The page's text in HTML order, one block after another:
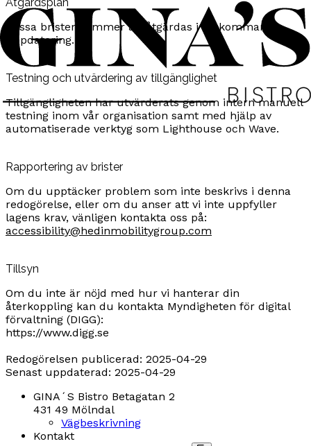
Dessa brister kommer att åtgärdas i en kommande
uppdatering.
Testning och utvärdering av tillgänglighet
Tillgängligheten har utvärderats genom intern manuell
testning inom vår organisation samt med hjälp av
automatiserade verktyg som Lighthouse och Wave.
Rapportering av brister
Om du upptäcker problem som inte beskrivs i denna
redogörelse, eller om du anser att vi inte uppfyller
lagens krav, vänligen kontakta oss på:
accessibility@hedinmobilitygroup.com
Tillsyn
Om du inte är nöjd med hur vi hanterar din
återkoppling kan du kontakta Myndigheten för digital
förvaltning (DIGG):
https://www.digg.se
Redogörelsen publicerad: 2025-04-29
Senast uppdaterad: 2025-04-29
GINA´S Bistro Betagatan 2
431 49 Mölndal
Vägbeskrivning
Kontakt